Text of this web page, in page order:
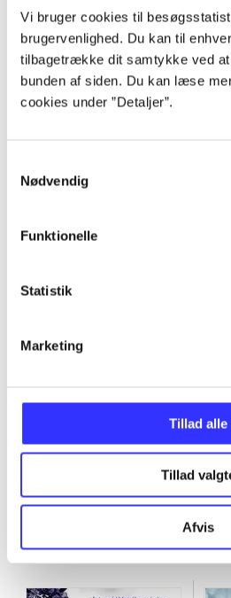
Vi bruger cookies til
brugervenlighed. Du kan til
tilbagetrække dit samtykke ved at
bunden af siden. Du kan læse
cookies under ”Detaljer”.
Nødvendig
Funktionelle
Statistik
Marketing
Tillad alle
Tillad
Afvis
Articles
All registered articles grouped
Det splintrede hav
Go to series